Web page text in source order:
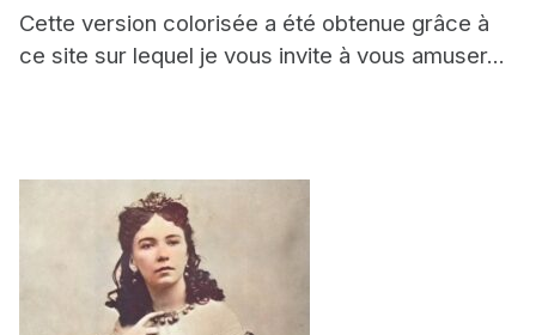
Cette version colorisée a été obtenue grâce à
ce site sur lequel je vous invite à vous amuser...